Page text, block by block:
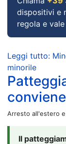
dispositivi e
regola e
Leggi tutto:
minorile
Arresto all'estero
Il